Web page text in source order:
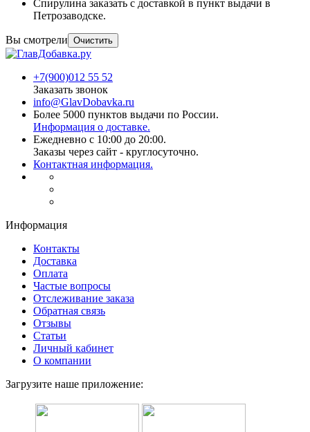
Спирулина заказать с доставкой в пункт выдачи в
Петрозаводске.
Вы смотрели Очистить
+7(900)012 55 52
Заказать звонок
info@GlavDobavka.ru
Более 5000 пунктов выдачи по России.
Информация о доставке.
Ежедневно с 10:00 до 20:00.
Заказы через сайт - круглосуточно.
Контактная информация.
Информация
Контакты
Доставка
Оплата
Частые вопросы
Отслеживание заказа
Обратная связь
Отзывы
Статьи
Личный кабинет
О компании
Загрузите наше приложение: